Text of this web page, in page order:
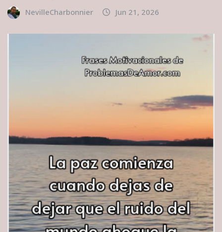
NevilleCharbonnier Jun 21, 2026